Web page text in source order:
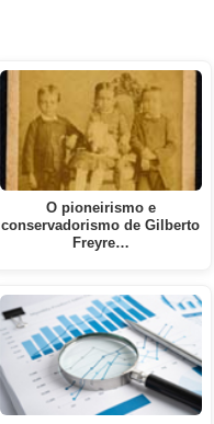
O pioneirismo e
conservadorismo de Gilberto
Freyre…